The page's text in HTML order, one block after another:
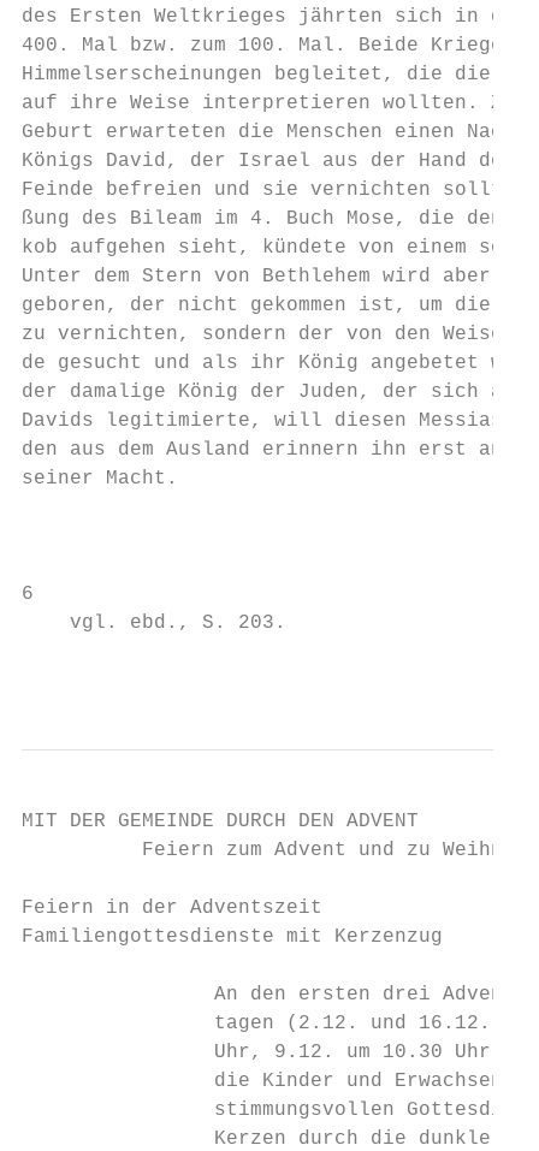
des Ersten Weltkrieges jährten sich in
400. Mal bzw. zum 100. Mal. Beide Kriege
Himmelserscheinungen begleitet, die die
auf ihre Weise interpretieren wollten. Zur
Geburt erwarteten die Menschen einen
Königs David, der Israel aus der Hand der
Feinde befreien und sie vernichten sollte.
ßung des Bileam im 4. Buch Mose, die den
kob aufgehen sieht, kündete von einem
Unter dem Stern von Bethlehem wird aber
geboren, der nicht gekommen ist, um die
zu vernichten, sondern der von den Weisen
de gesucht und als ihr König angebetet
der damalige König der Juden, der sich als
Davids legitimierte, will diesen Messias
den aus dem Ausland erinnern ihn erst an
seiner Macht.
6
    vgl. ebd., S. 203.
MIT DER GEMEINDE DURCH DEN ADVENT
Feiern zum Advent und zu
Feiern in der Adventszeit
Familiengottesdienste mit Kerzenzug
An den ersten drei
tagen (2.12. und 16.12.
Uhr, 9.12. um 10.30 Uhr)
die Kinder und Erwachsene
stimmungsvollen
Kerzen durch die dunkle